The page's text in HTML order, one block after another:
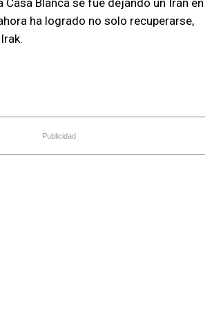
Casa Blanca se fue dejando un Irán en
ha logrado no solo recuperarse,
Publicidad